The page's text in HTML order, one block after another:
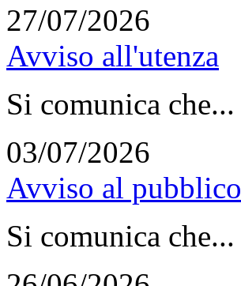
27/07/2026
Avviso all'utenza
Si comunica che...
03/07/2026
Avviso al pubblico
Si comunica che...